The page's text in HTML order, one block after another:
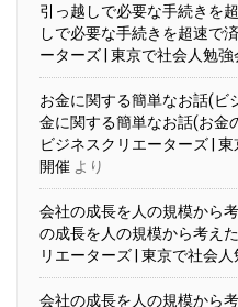
引っ越しで必要な手続きを
しで必要な手続きを超速で
ーターズ | 東京で社会人勉
お金に関する簡単なお話(ビ
金に関する簡単なお話(お金
ビジネスクリエーターズ |
開催 より
会社の成長を人の規模から
の成長を人の規模から考え
リエーターズ | 東京で社会
会社の成長を人の規模から